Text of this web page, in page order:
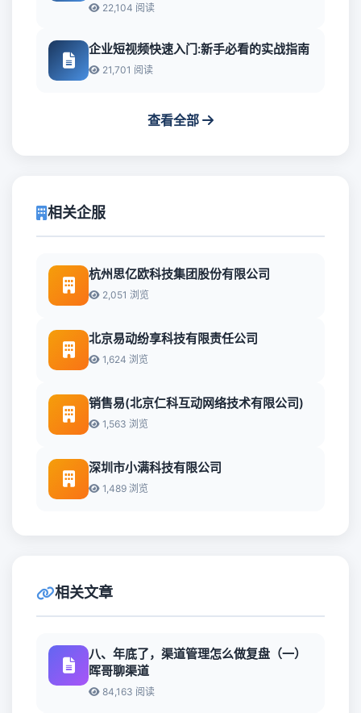
22,104 阅读
企业短视频快速入门:新手必看的实战指南
21,701 阅读
查看全部
相关企服
杭州思亿欧科技集团股份有限公司
2,051 浏览
北京易动纷享科技有限责任公司
1,624 浏览
销售易(北京仁科互动网络技术有限公司)
1,563 浏览
深圳市小满科技有限公司
1,489 浏览
相关文章
八、年底了，渠道管理怎么做复盘（一）
晖哥聊渠道
84,163 阅读